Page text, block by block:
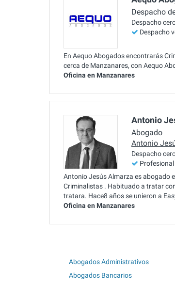
Despacho
Despacho
Despacho
En Aequo Abogados encontrarás
cerca de Manzanares, con Aequo
Oficina en Manzanares
Antonio
Abogado
Antonio
Despacho
Antonio Jesús Almarza es abogado
Criminalistas . Habituado a tratar
tratara. Hace8 años se unieron a
Oficina en Manzanares
Abogados Administrativos
Abogados Bancarios